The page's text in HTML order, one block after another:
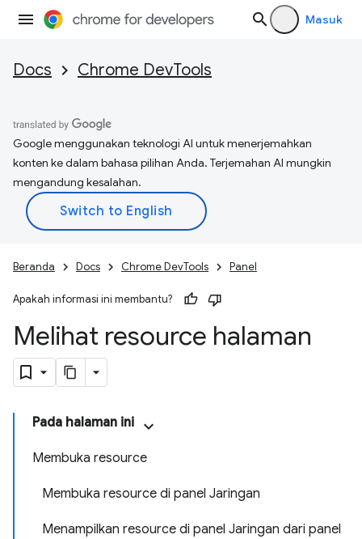
Masuk
Docs Chrome DevTools
Google menggunakan teknologi AI untuk menerjemahkan
konten ke dalam bahasa pilihan Anda. Terjemahan AI mungkin
mengandung kesalahan.
Beranda Docs Chrome DevTools Panel
Apakah informasi ini membantu?
Melihat resource halaman
Pada halaman ini
Membuka resource
Membuka resource di panel Jaringan
Menampilkan resource di panel Jaringan dari panel